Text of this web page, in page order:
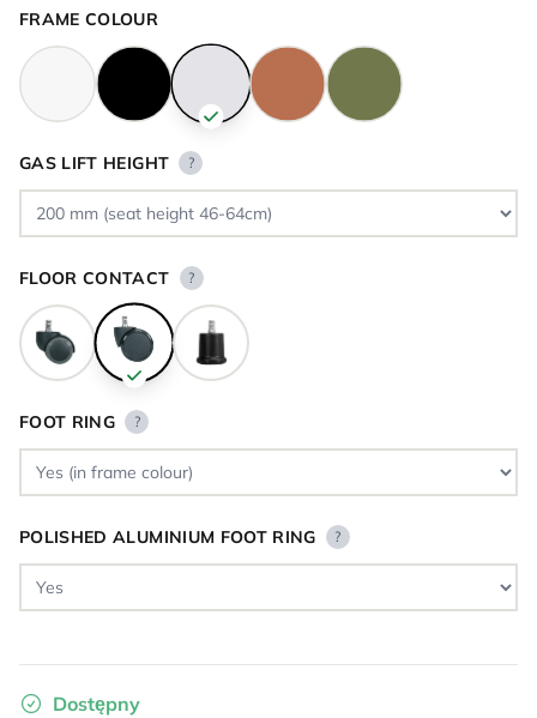
FRAME COLOUR
GAS LIFT HEIGHT ?
FLOOR CONTACT ?
FOOT RING ?
POLISHED ALUMINIUM FOOT RING ?
Dostępny